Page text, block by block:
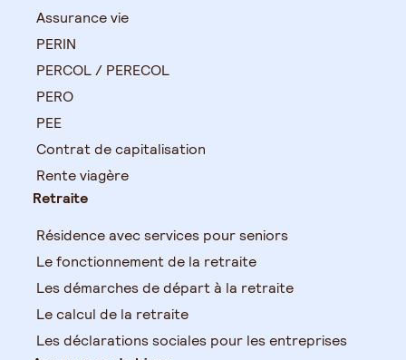
Assurance vie
PERIN
PERCOL / PERECOL
PERO
PEE
Contrat de capitalisation
Rente viagère
Retraite
Résidence avec services pour seniors
Le fonctionnement de la retraite
Les démarches de départ à la retraite
Le calcul de la retraite
Les déclarations sociales pour les entreprises